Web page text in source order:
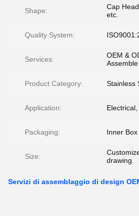
Shape:
Cap
etc.
Quality System:
Services:
OEM &
Product Category: Stainless
Application:
Packaging: Inner
Size:
drawing.
Servizi di assemblaggio di design